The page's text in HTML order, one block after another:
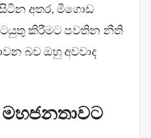
අතර, මීගොඩ
කිරීමට පවතින නීති
බව ඔහු අවවාද